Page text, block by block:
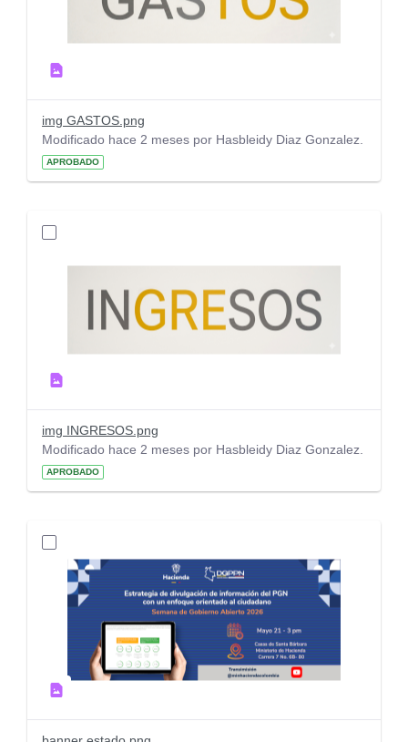
img GASTOS.png
Modificado hace 2 meses por Hasbleidy Diaz Gonzalez.
APROBADO
img INGRESOS.png
Modificado hace 2 meses por Hasbleidy Diaz Gonzalez.
APROBADO